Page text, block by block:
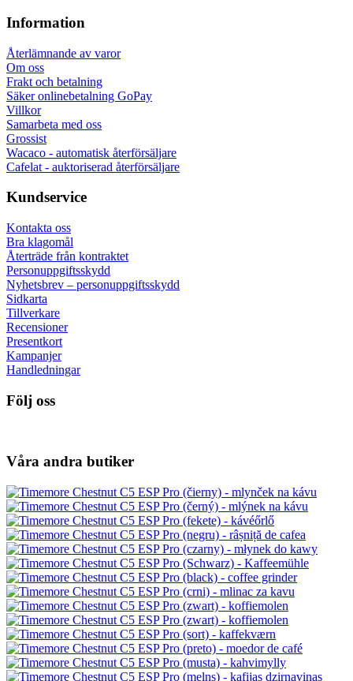
Information
Återlämnande av varor
Om oss
Frakt och betalning
Säker onlinebetalning GoPay
Villkor
Samarbeta med oss
Grossist
Wacaco - automatisk återförsäljare
Cafelat - auktoriserad återförsäljare
Kundservice
Kontakta oss
Bra klagomål
Återträde från kontraktet
Personuppgiftsskydd
Nyhetsbrev – personuppgiftsskydd
Sidkarta
Tillverkare
Recensioner
Presentkort
Kampanjer
Handledningar
Följ oss
Våra andra butiker